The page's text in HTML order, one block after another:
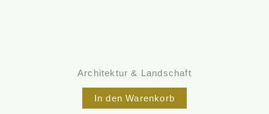
Architektur & Landschaft
In den Warenkorb